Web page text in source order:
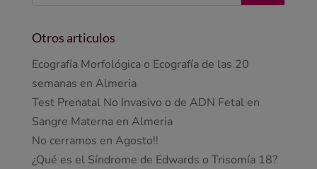
Otros articulos
Ecografía Morfológica o Ecografía de las 20
semanas en Almeria
Test Prenatal No Invasivo o de ADN Fetal en
Sangre Materna en Almeria
No cerramos en Agosto!!
¿Qué es el Síndrome de Edwards o Trisomía 18?